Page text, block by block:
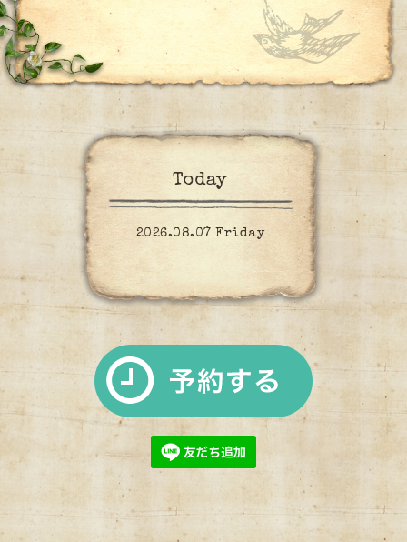
Today
2026.08.07 Friday